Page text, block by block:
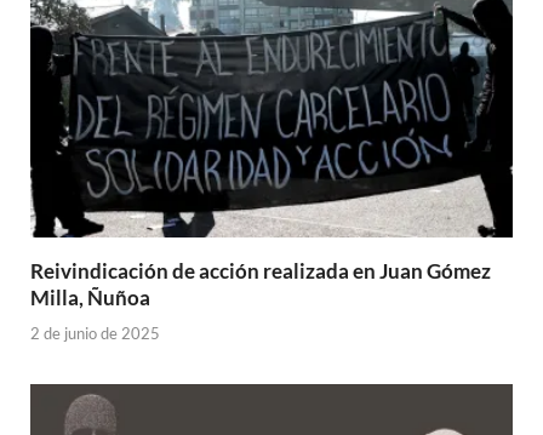
Reivindicación de acción realizada en Juan Gómez
Milla, Ñuñoa
2 de junio de 2025